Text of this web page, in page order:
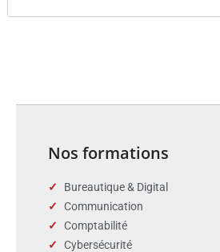
Nos formations
Bureautique & Digital
Communication
Comptabilité
Cybersécurité